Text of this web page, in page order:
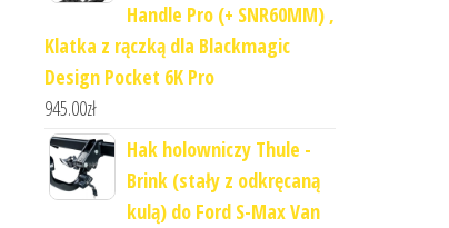
Handle Pro (+ SNR60MM) ,
Klatka z rączką dla Blackmagic
Design Pocket 6K Pro
945.00zł
Hak holowniczy Thule -
Brink (stały z odkręcaną
kulą) do Ford S-Max Van